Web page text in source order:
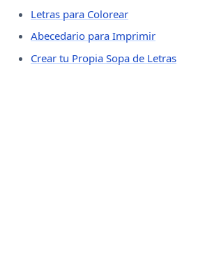
Letras para Colorear
Abecedario para Imprimir
Crear tu Propia Sopa de Letras